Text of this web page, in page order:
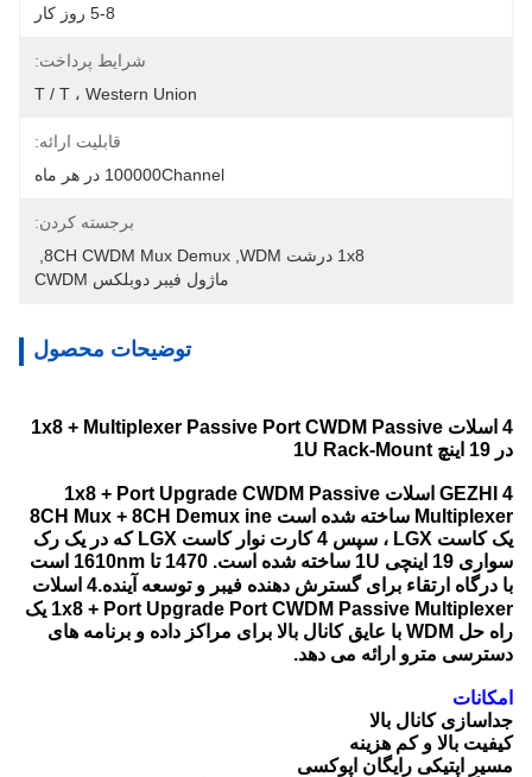
5-8 روز کار
شرایط پرداخت:
T / T ، Western Union
قابلیت ارائه:
100000Channel در هر ماه
برجسته کردن:
1x8 درشت WDM
8CH CWDM Mux Demux
ماژول فیبر دوبلکس CWDM
توضیحات محصول
4 اسلات 1x8 + Multiplexer Passive Port CWDM Passive
در 19 اینچ 1U Rack-Mount
GEZHI 4 اسلات 1x8 + Port Upgrade CWDM Passive
Multiplexer ساخته شده است 8CH Mux + 8CH Demux ine
یک کاست LGX ، سپس 4 کارت نوار کاست LGX که در یک رک
سواری 19 اینچی 1U ساخته شده است. 1470 تا 1610nm است
با درگاه ارتقاء برای گسترش دهنده فیبر و توسعه آینده.
4 اسلات
1x8 + Port Upgrade Port CWDM Passive Multiplexer یک
راه حل WDM با عایق کانال بالا برای مراکز داده و برنامه های
دسترسی مترو ارائه می دهد.
امکانات
جداسازی کانال بالا
کیفیت بالا و کم هزینه
مسیر اپتیکی رایگان اپوکسی